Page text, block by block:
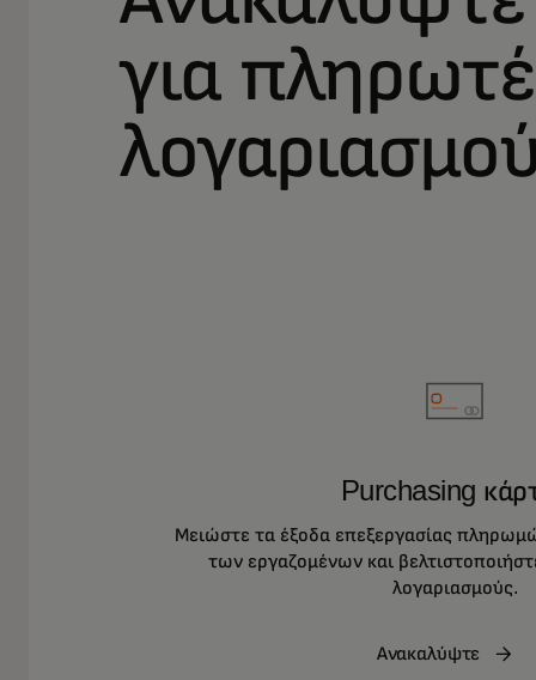
για
Purchasing
Μειώστε τα έξοδα επεξεργασίας
των εργαζομένων και
λογαριασμούς.
Ανακαλύψτε